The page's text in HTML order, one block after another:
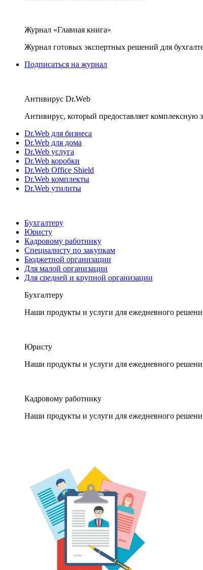
Журнал «Главная книга»
Журнал готовых экспертных решений для
Подписаться на журнал
Антивирус Dr.Web
Антивирус, который предоставляет
Dr.Web для бизнеса
Dr.Web для дома
Dr.Web услуга
Dr.Web коробки
Dr.Web Office Shield
Dr.Web комплекты
Dr.Web утилиты
Бухгалтеру
Юристу
Кадровому работнику
Специалисту по закупкам
Бюджетной организации
Для малой организации
Для средней и крупной организации
Бухгалтеру
Наши продукты и услуги для ежедневного
Юристу
Наши продукты и услуги для ежедневного
Кадровому работнику
Наши продукты и услуги для ежедневного